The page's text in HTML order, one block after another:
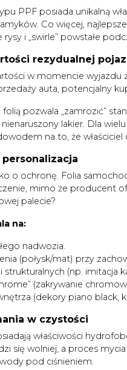
PPF posiada unikalną
Co więcej,
i „swirle” powstałe
rezydualnej
w momencie wyjazdu
auta, potencjalny
pozwala „zamrozić”
nienaruszony lakier. Dla
na to, że właściciel
o ochronę. Folia
mimo że producent
palecie?
na:
nadwozia.
(połysk/mat) przy
strukturalnych (np. imitacja
(zakrywanie
(dekory piano black,
w czystości
właściwości
się wolniej, a proces
pod ciśnieniem.